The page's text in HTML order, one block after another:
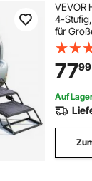
VEVOR
4-
für
für
Tragkraft
7799
Auf